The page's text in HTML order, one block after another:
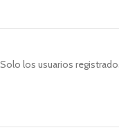
Solo los usuarios